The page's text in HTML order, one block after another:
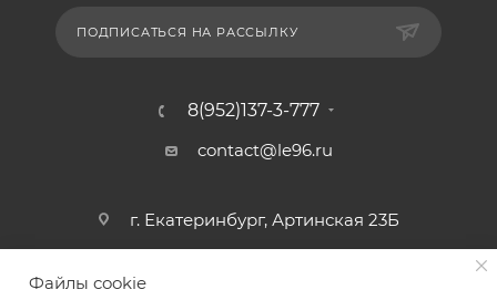
ПОДПИСАТЬСЯ НА РАССЫЛКУ
8(952)137-3-777
contact@le96.ru
г. Екатеринбург, Артинская 23Б
Файлы cookie